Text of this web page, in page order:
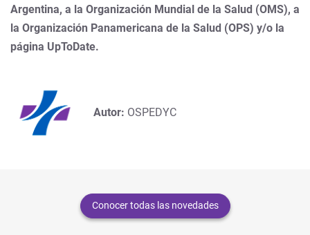
Argentina, a la Organización Mundial de la Salud (OMS), a
la Organización Panamericana de la Salud (OPS) y/o la
página UpToDate.
Autor: OSPEDYC
Conocer todas las novedades